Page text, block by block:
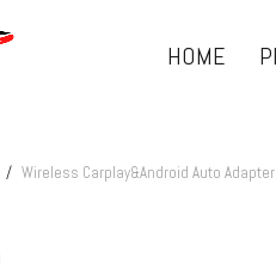
HOME
Wireless Carplay&Android Auto Adapter